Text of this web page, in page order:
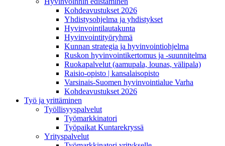
Kohdeavustukset 2026
Yhdistysohjelma ja yhdistykset
Hyvinvointilautakunta
Hyvinvointityöryhmä
Kunnan strategia ja hyvinvointiohjelma
Ruskon hyvinvointikertomus ja -suunnitelma
Ruokapalvelut (aamupala, lounas, välipala)
Raisio-opisto | kansalaisopisto
Varsinais-Suomen hyvinvointialue Varha
Kohdeavustukset 2026
Työ ja yrittäminen
Työllisyyspalvelut
Työmarkkinatori
Työpaikat Kuntarekryssä
Yrityspalvelut